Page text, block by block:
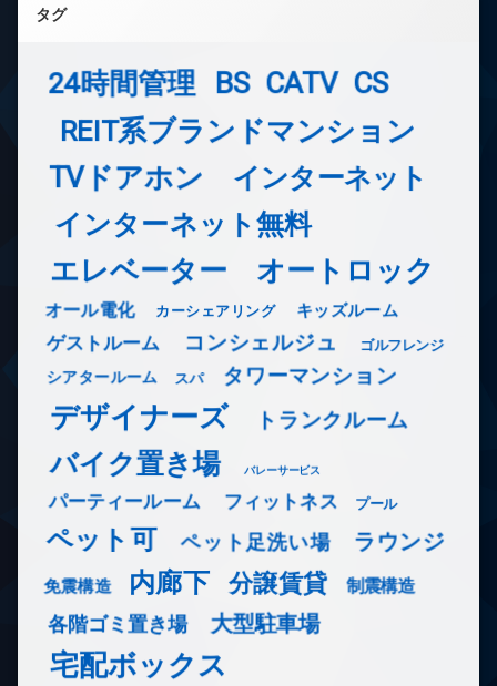
タグ
24時間管理 BS CATV CS
REIT系ブランドマンション
TVドアホン インターネット
インターネット無料
エレベーター オートロック
オール電化 カーシェアリング キッズルーム
ゲストルーム コンシェルジュ ゴルフレンジ
シアタールーム スパ タワーマンション
デザイナーズ トランクルーム
バイク置き場 バレーサービス
パーティールーム フィットネス プール
ペット可 ペット足洗い場 ラウンジ
免震構造 内廊下 分譲賃貸 制震構造
各階ゴミ置き場 大型駐車場
宅配ボックス